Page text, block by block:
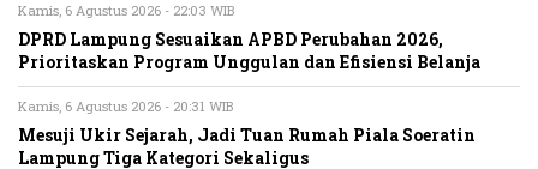
Kamis, 6 Agustus 2026 - 22:03 WIB
DPRD Lampung Sesuaikan APBD Perubahan 2026,
Prioritaskan Program Unggulan dan Efisiensi Belanja
Kamis, 6 Agustus 2026 - 20:31 WIB
Mesuji Ukir Sejarah, Jadi Tuan Rumah Piala Soeratin
Lampung Tiga Kategori Sekaligus